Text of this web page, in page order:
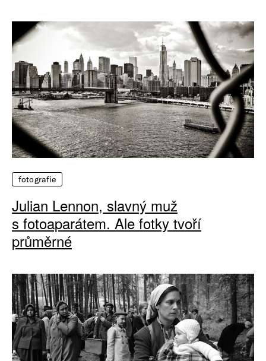
fotografie
Julian Lennon, slavný muž
s fotoaparátem. Ale fotky tvoří
průměrné